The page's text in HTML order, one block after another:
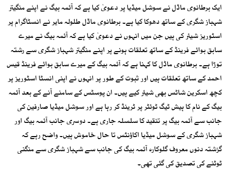
ایک برطانوی ماڈل نے سوشل میڈیا پر دعویٰ کیا ہے کہ آئمہ بیگ نے اپنے منگیتر
شہباز شگری کے ساتھ دھوکا کیا ہے۔ برطانوی ماڈل طلولہ مایر نے انسٹاگرام پر
اسٹوریز شیئر کی ہیں جن میں انہوں نے دعویٰ کیا ہے کہ آئمہ بیگ نے میرے
سابق بوائے فرینڈ کے ساتھ تعلقات ہونے پر اپنے منگیتر شہباز شگری سے رشتہ
توڑا ہے۔ برطانوی ماڈل کا کہنا ہے کہ آئمہ بیگ کے میرے سابق بوائے فرینڈ قیس
احمد کے ساتھ تعلقات ہیں اور ثبوت کے طور پر انہوں نے اپنی انسٹا اسٹوریز پر
کچھ اسکرین شاٹس بھی شیئر کیے ہیں۔ ان پوسٹس کے سامنے آنے کے بعد آئمہ
بیگ کے نام کا ہیش ٹیگ ٹوئٹر پر ٹرینڈ کر رہا ہے اور سوشل میڈیا صارفین کی
جانب سے آئمہ بیگ پر تنقید کا سلسلہ جاری ہے۔ دوسری جانب آئمہ بیگ اور
شہباز شگری کے سوشل میڈیا اکاؤنٹس تا حال خاموش ہیں۔ واضح رہے کہ
گزشتہ دنوں معروف گلوکارہ آئمہ بیگ کی جانب سے شہباز شگری سے منگنی
ٹوٹنے کی تصدیق کی گئی تھی۔